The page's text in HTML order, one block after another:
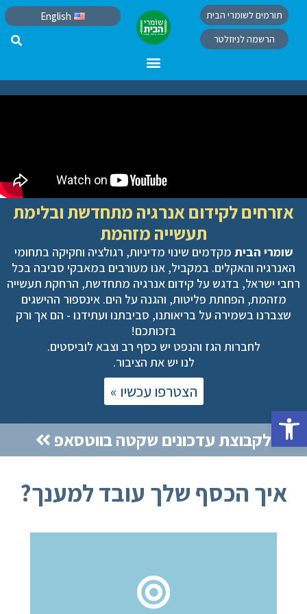
פתח סרגל נגישות
תורמים לשומרי הבית
הרשמה לניוזלטר
English
אזרחים לקידום אנרגיה מתחדשת ובלימת
תעשייה מזהמת
שומרי הבית מקדמים שינוי מדיניות, רגולציה וחקיקה בתחומי
האנרגיה והאקלים. במקביל, אנו מעורבים במאבקי סביבה בכל
רחבי ישראל, בדגש על קידום אנרגיה מתחדשת, הרחקת תעשייה
מזהמת, הפחתת פליטות, והגנה על הים. אינספור ההישגים
שצברנו בשמירה על בריאותנו, סביבתנו ועתידנו - הם אך ורק
בזכותכם!
לחברות הגז והנפט יש כסף רב וצבא לוביסטים.
לנו יש את הציבור.
הצטרפו עכשיו »
לקבוצת עדכונים שקטה בווטסאפ
איך הכסף שלך עובד למענך?
ביטלנו היתר פליטה לכמויות מזהמים עצומות